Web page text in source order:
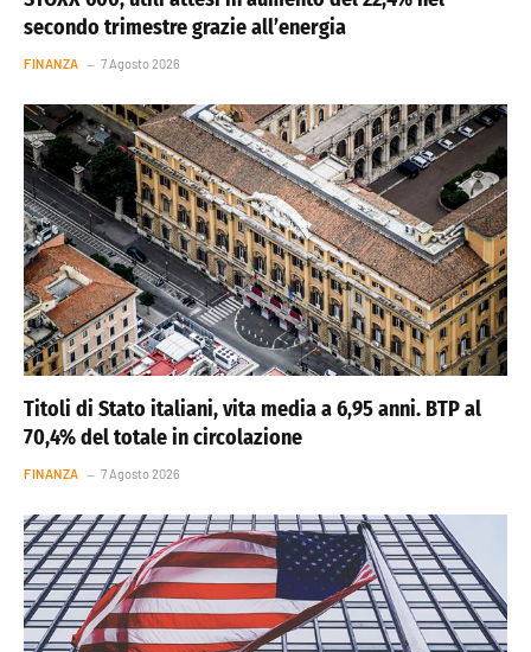
secondo trimestre grazie all’energia
FINANZA 7 Agosto 2026
Titoli di Stato italiani, vita media a 6,95 anni. BTP al
70,4% del totale in circolazione
FINANZA 7 Agosto 2026